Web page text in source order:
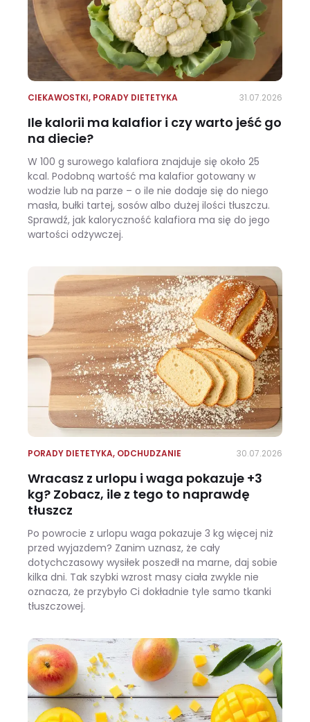
CIEKAWOSTKI, PORADY DIETETYKA 31.07.2026
Ile kalorii ma kalafior i czy warto jeść go
na diecie?
W 100 g surowego kalafiora znajduje się około 25
kcal. Podobną wartość ma kalafior gotowany w
wodzie lub na parze – o ile nie dodaje się do niego
masła, bułki tartej, sosów albo dużej ilości tłuszczu.
Sprawdź, jak kaloryczność kalafiora ma się do jego
wartości odżywczej.
PORADY DIETETYKA, ODCHUDZANIE 30.07.2026
Wracasz z urlopu i waga pokazuje +3
kg? Zobacz, ile z tego to naprawdę
tłuszcz
Po powrocie z urlopu waga pokazuje 3 kg więcej niż
przed wyjazdem? Zanim uznasz, że cały
dotychczasowy wysiłek poszedł na marne, daj sobie
kilka dni. Tak szybki wzrost masy ciała zwykle nie
oznacza, że przybyło Ci dokładnie tyle samo tkanki
tłuszczowej.